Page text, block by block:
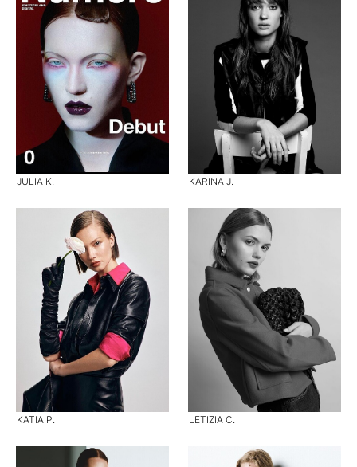
JULIA K. KARINA J.
KATIA P. LETIZIA C.